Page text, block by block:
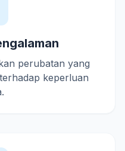
perubatan yang
keperluan